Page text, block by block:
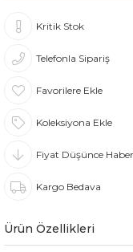
Kritik Stok
Telefonla Sipariş
Favorilere Ekle
Koleksiyona Ekle
Fiyat Düşünce
Kargo Bedava
Ürün Özellikleri